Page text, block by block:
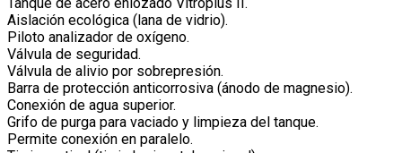
Aislación ecológica (lana de vidrio).
Piloto analizador de oxígeno.
Válvula de seguridad.
Válvula de alivio por sobrepresión.
Barra de protección anticorrosiva (ánodo de magnesio).
Conexión de agua superior.
Grifo de purga para vaciado y limpieza del tanque.
Permite conexión en paralelo.